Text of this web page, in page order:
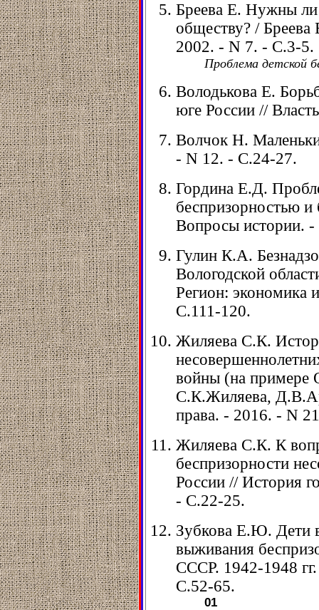
Бреева Е. Нужны ли
обществу? / Бреева
2002. - N 7. - С.3-5.
Проблема детской
Володькова Е.
юге России //
Волчок Н.
- N 12. - С.24-27.
Гордина Е.Д.
беспризорностью и
Вопросы истории.
Гулин К.А.
Вологодской
Регион: экономика
С.111-120.
Жиляева С.К.
войны (на примере
С.К.Жиляева,
права. - 2016. - N
Жиляева С.К. К
беспризорности
России // История
- С.22-25.
Зубкова Е.Ю. Дети
выживания
СССР. 1942-1948
С.52-65.
01